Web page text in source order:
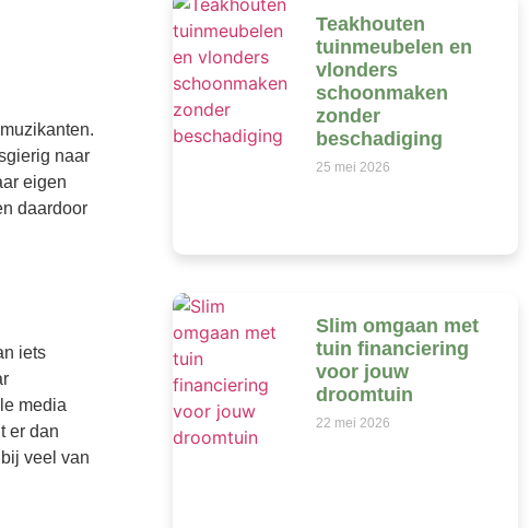
naar
eigen
daardoor
iets
media
er dan
veel van
Teakhouten
tuinmeubelen en
vlonders
schoonmaken
zonder
beschadiging
25 mei 2026
Slim omgaan met
tuin financiering
voor jouw
droomtuin
22 mei 2026